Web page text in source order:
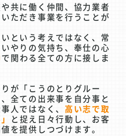
共に働く仲間、協力業者
ただき事業を行うことが
という考えではなく、常
やりの気持ち、奉仕の心
で関わる全ての方に接しま
が「こうのとりグルー
全ての出来事を自分事と
人ではなく、 高い志で取
と捉え日々行動し、お客
を提供しつづけます。